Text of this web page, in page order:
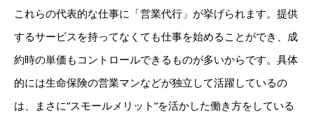
これらの代表的な仕事に「営業代行」が挙げられます。提供
するサービスを持ってなくても仕事を始めることができ、成
約時の単価もコントロールできるものが多いからです。 具体
的には生命保険の営業マンなどが独立して活躍しているの
は、まさに”スモールメリット”を活かした働き方をしている